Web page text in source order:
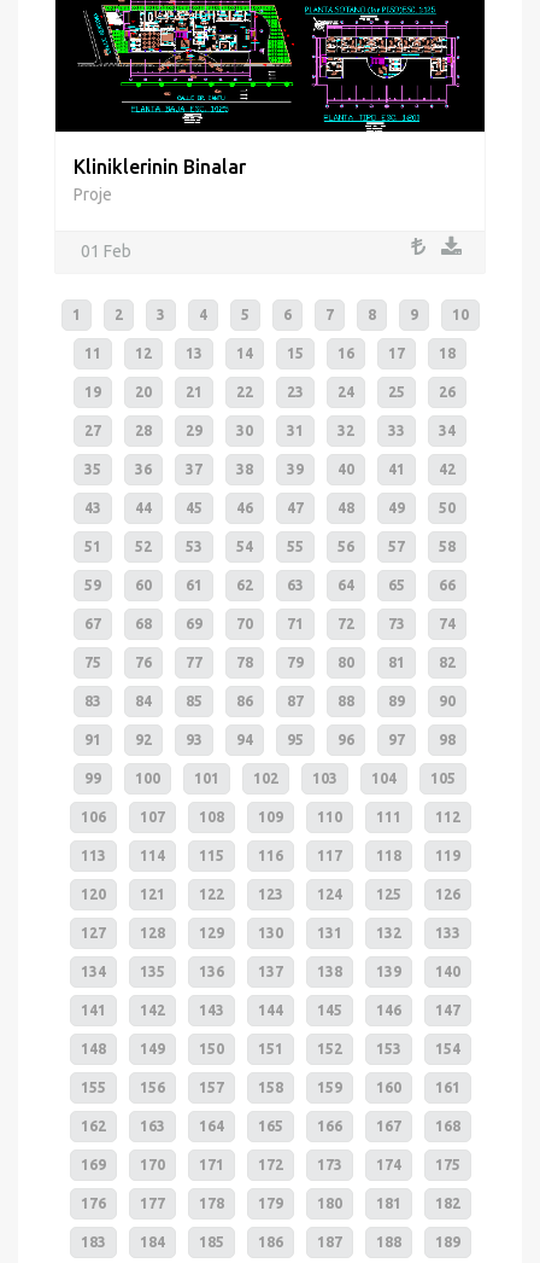
Kliniklerinin Binalar
Proje
01 Feb
1 2 3 4 5 6 7 8 9 10
11 12 13 14 15 16 17 18
19 20 21 22 23 24 25 26
27 28 29 30 31 32 33 34
35 36 37 38 39 40 41 42
43 44 45 46 47 48 49 50
51 52 53 54 55 56 57 58
59 60 61 62 63 64 65 66
67 68 69 70 71 72 73 74
75 76 77 78 79 80 81 82
83 84 85 86 87 88 89 90
91 92 93 94 95 96 97 98
99 100 101 102 103 104 105
106 107 108 109 110 111 112
113 114 115 116 117 118 119
120 121 122 123 124 125 126
127 128 129 130 131 132 133
134 135 136 137 138 139 140
141 142 143 144 145 146 147
148 149 150 151 152 153 154
155 156 157 158 159 160 161
162 163 164 165 166 167 168
169 170 171 172 173 174 175
176 177 178 179 180 181 182
183 184 185 186 187 188 189